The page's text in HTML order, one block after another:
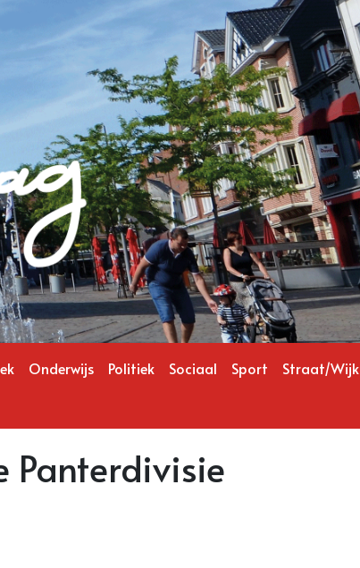
Onderwijs Politiek Sociaal Sport Straat/Wijk
Panterdivisie